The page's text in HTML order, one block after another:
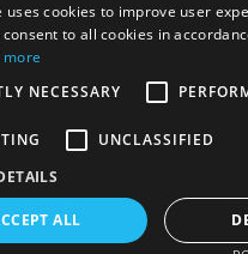
Для Повік
З Темою
| Оптовий
Палітра
© 2025 Shenzhen Thincen
| Карта сайту
uses cookies to improve user
to all cookies in
more
NECESSARY
UNCLASSIFIED
ALL